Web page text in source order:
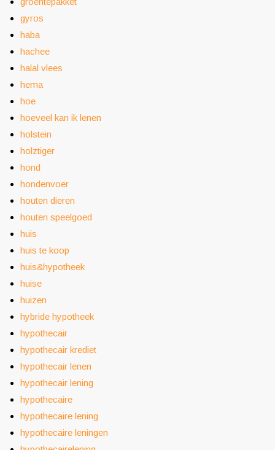
gyros
haba
hachee
halal vlees
hema
hoe
hoeveel kan ik lenen
holstein
holztiger
hond
hondenvoer
houten dieren
houten speelgoed
huis
huis te koop
huis&hypotheek
huise
huizen
hybride hypotheek
hypothecair
hypothecair krediet
hypothecair lenen
hypothecair lening
hypothecaire
hypothecaire lening
hypothecaire leningen